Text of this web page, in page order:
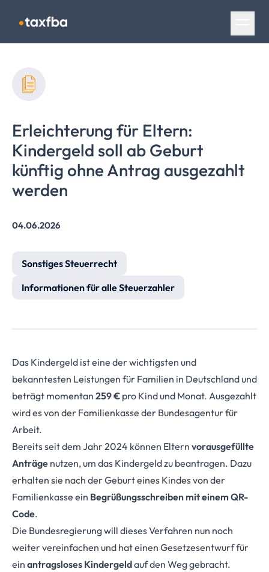
Navigation überspringen
Erleichterung für Eltern:
Kindergeld soll ab Geburt
künftig ohne Antrag ausgezahlt
werden
04.06.2026
Sonstiges Steuerrecht
Informationen für alle Steuerzahler
Das Kindergeld ist eine der wichtigsten und
bekanntesten Leistungen für Familien in Deutschland und
beträgt momentan 259 € pro Kind und Monat. Ausgezahlt
wird es von der Familienkasse der Bundesagentur für
Arbeit.
Bereits seit dem Jahr 2024 können Eltern vorausgefüllte
Anträge nutzen, um das Kindergeld zu beantragen. Dazu
erhalten sie nach der Geburt eines Kindes von der
Familienkasse ein Begrüßungsschreiben mit einem QR-
Code.
Die Bundesregierung will dieses Verfahren nun noch
weiter vereinfachen und hat einen Gesetzesentwurf für
ein antragsloses Kindergeldauf den Weg gebracht.